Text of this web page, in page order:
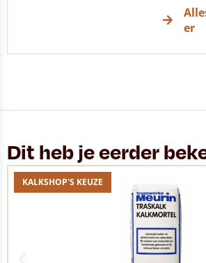
er
Dit heb je eerder
KALKSHOP'S KEUZE